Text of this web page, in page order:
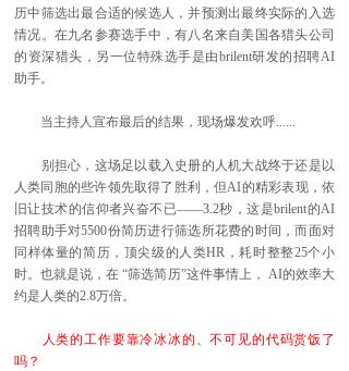
历中筛选出最合适的候选人，并预测出最终实际的入选
情况。在九名参赛选手中，有八名来自美国各猎头公司
的资深猎头，另一位特殊选手是由brilent研发的招聘AI
助手。
当主持人宣布最后的结果，现场爆发欢呼......
别担心，这场足以载入史册的人机大战终于还是以
人类同胞的些许领先取得了胜利，但AI的精彩表现，依
旧让技术的信仰者兴奋不已——3.2秒，这是brilent的AI
招聘助手对5500份简历进行筛选所花费的时间，而面对
同样体量的简历，顶尖级的人类HR，耗时整整25个小
时。也就是说，在 “筛选简历”这件事情上， AI的效率大
约是人类的2.8万倍。
人类的工作要靠冷冰冰的、不可见的代码赏饭了
吗？